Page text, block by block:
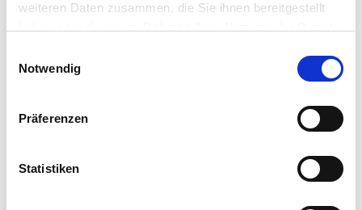
weiteren Daten zusammen, die Sie ihnen bereitgestellt
Notwendig
Präferenzen
Statistiken
Wohnungen in der Nähe von Schönefeld
Berlin